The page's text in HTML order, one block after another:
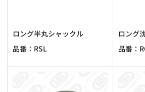
ロング半丸シャックル
品番：RSL
ロング
品番：